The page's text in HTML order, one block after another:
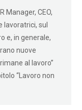
Manager, CEO,
sul
e, in generale,
nuove
al lavoro”
“Lavoro non